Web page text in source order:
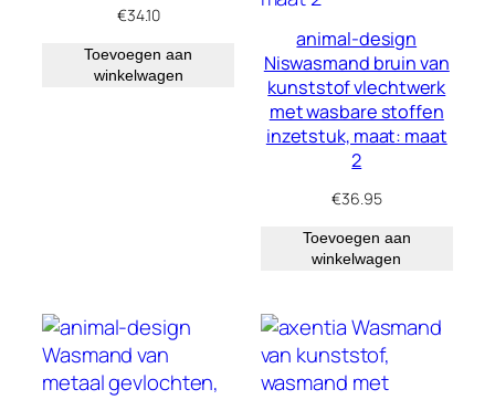
€34.10
Toevoegen aan
winkelwagen
animal-design
Niswasmand bruin van
kunststof vlechtwerk
met wasbare stoffen
inzetstuk, maat: maat
2
€36.95
Toevoegen aan
winkelwagen